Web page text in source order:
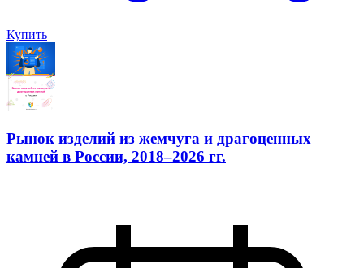
Купить
Рынок изделий из жемчуга и драгоценных
камней в России, 2018–2026 гг.